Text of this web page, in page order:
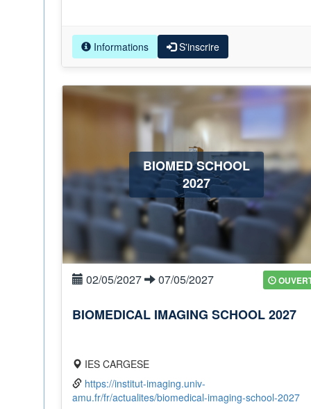
Informations S'inscrire
BIOMED SCHOOL
2027
02/05/2027 07/05/2027
BIOMEDICAL IMAGING SCHOOL 2027
IES CARGESE
https://institut-imaging.univ-
amu.fr/fr/actualites/biomedical-imaging-school-2027